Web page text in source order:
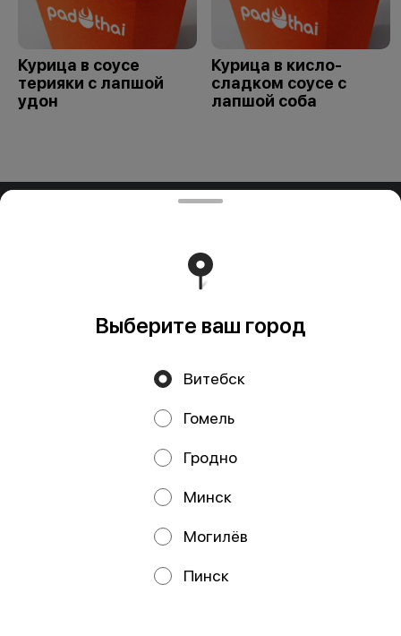
Курица в соусе
терияки с лапшой
удон
Курица в кисло-
сладком соусе с
лапшой соба
ООО "ПАДТАЙ-ГРУПП"
Свидетельство выдано Минским горисполкомом
03.12.2020 г. Интернет-магазин зарегистрирован в
Торговом реестре Республики Беларусь 18.01.2021г.
Публичная оферта
Выберите ваш город
Витебск
Гомель
Гродно
Минск
Могилёв
Пинск